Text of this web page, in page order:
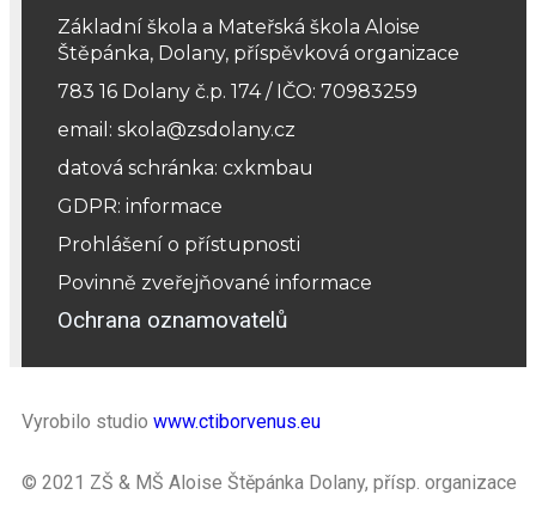
Základní škola a Mateřská škola Aloise
Štěpánka, Dolany, příspěvková organizace
783 16 Dolany č.p. 174 / IČO: 70983259
email: skola@zsdolany.cz
datová schránka: cxkmbau
GDPR: informace
Prohlášení o přístupnosti
Povinně zveřejňované informace
Ochrana oznamovatelů
Vyrobilo studio www.ctiborvenus.eu
© 2021 ZŠ & MŠ Aloise Štěpánka Dolany, přísp. organizace